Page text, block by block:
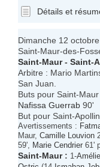
Détails et
Dimanche 12
Saint-Maur-des-
Saint-Maur- Saint-
Arbitre : Mario
San Juan.
Buts pour Saint-Maur
Nafissa Guerrab 90'
But pour Saint-
Avertissements :
Maur, Camille Louvion
59',
Marie Cendrier 61'
Saint-Maur: 1-